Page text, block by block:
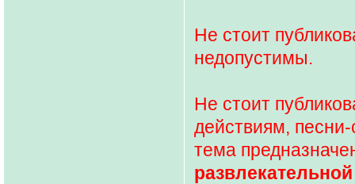
Не стоит
недопустимы.
Не стоит
действиям,
тема
развлекательной